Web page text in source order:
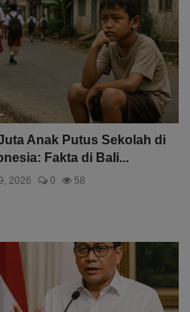
Anak Putus Sekolah di
Fakta di Bali...
2026 0 58